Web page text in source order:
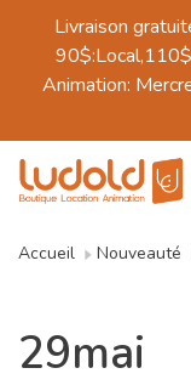
Livraison
Animation:
Accueil Nouveauté
29mai